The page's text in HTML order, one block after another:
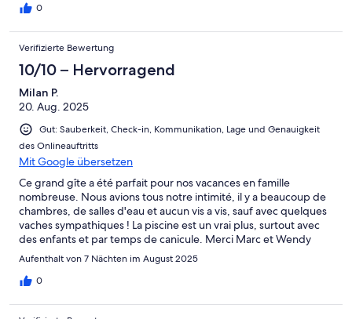
0
Verifizierte Bewertung
10/10 – Hervorragend
Milan P.
20. Aug. 2025
Gut: Sauberkeit, Check-in, Kommunikation, Lage und Genauigkeit
des Onlineauftritts
Mit Google übersetzen
Ce grand gîte a été parfait pour nos vacances en famille
nombreuse. Nous avions tous notre intimité, il y a beaucoup de
chambres, de salles d'eau et aucun vis a vis, sauf avec quelques
vaches sympathiques ! La piscine est un vrai plus, surtout avec
des enfants et par temps de canicule. Merci Marc et Wendy
pour votre accueil, votre reactivité et votre bienveillance !
Aufenthalt von 7 Nächten im August 2025
0